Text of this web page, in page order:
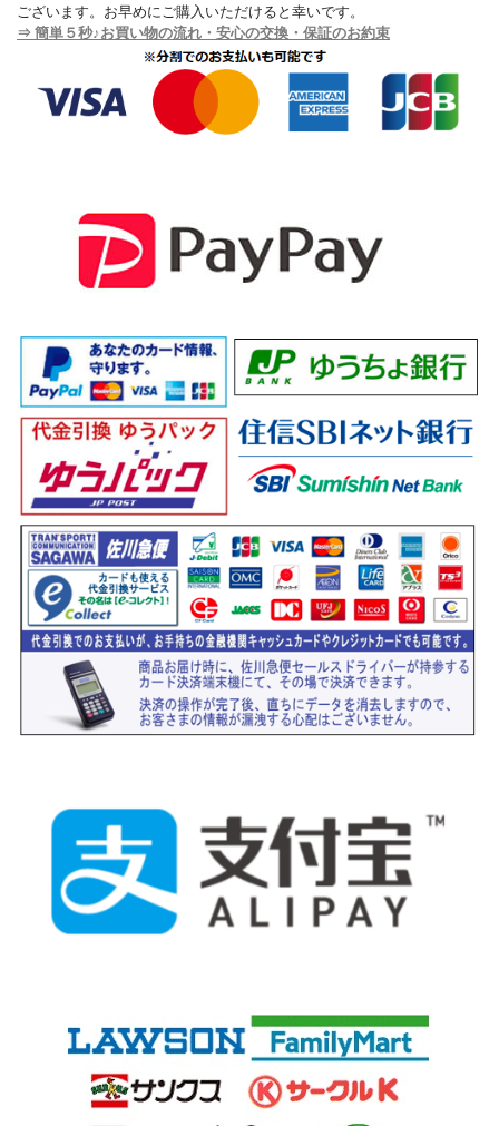
ございます。お早めにご購入いただけると幸いです。
⇒ 簡単５秒♪お買い物の流れ・安心の交換・保証のお約束